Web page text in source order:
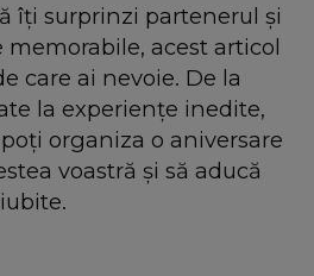
îți surprinzi partenerul și
acest articol
care ai nevoie. De la
la experiențe inedite,
organiza o aniversare
voastră și să aducă